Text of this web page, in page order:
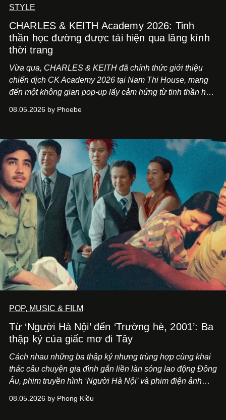
STYLE
CHARLES & KEITH Academy 2026: Tinh
thần học đường được tái hiện qua lăng kính
thời trang
Vừa qua, CHARLES & KEITH đã chính thức giới thiệu
chiến dịch CK Academy 2026 tại Nam Thi House, mang
đến một không gian pop-up lấy cảm hứng từ tinh thần học
sống của thế hệ Gen Z giao thoa trong một trải nghiệm đa
08.05.2026 by Phoebe
POP, MUSIC & FILM
Từ ‘Người Hà Nội’ đến ‘Trường hè, 2001’: Ba
thập kỷ của giấc mơ đi Tây
Cách nhau những ba thập kỷ nhưng trùng hợp cùng khai
thác câu chuyện gia đình gắn liền làn sóng lao động Đông
Âu, phim truyền hình ‘Người Hà Nội’ và phim điện ảnh
chọn một thuở thịnh hành.
08.05.2026 by Phong Kiều